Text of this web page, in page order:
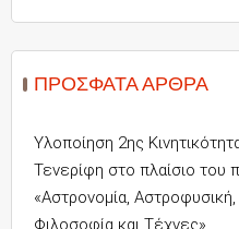
ΠΡΌΣΦΑΤΑ ΆΡΘΡΑ
Υλοποίηση 2ης
Τενερίφη στο πλαίσιο του
«Αστρονομία, Αστροφυσική,
Φιλοσοφία και Τέχνες»